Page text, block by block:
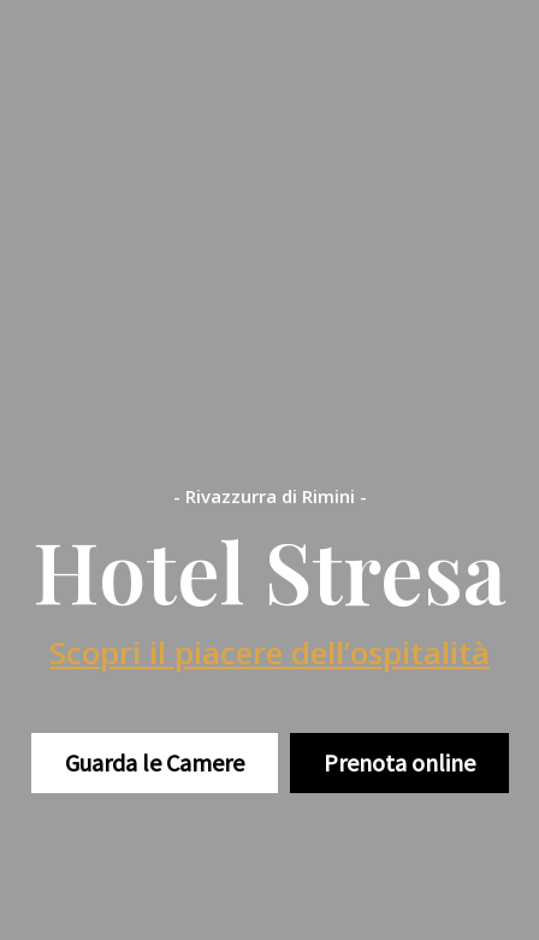
- Rivazzurra di Rimini -
Hotel Stresa
Scopri il piacere dell’ospitalità
Guarda le Camere Prenota online